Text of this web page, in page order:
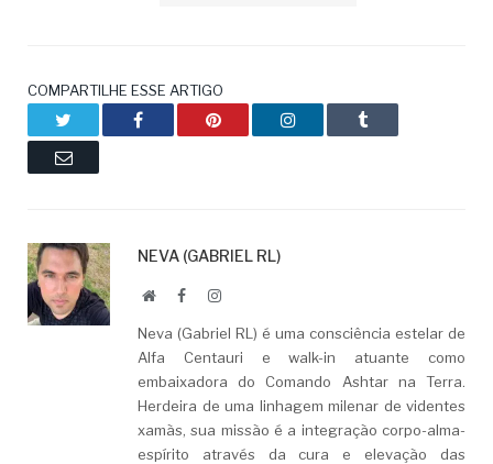
COMPARTILHE ESSE ARTIGO
Facebook Pinterest LinkedIn Tumblr
Email
NEVA (GABRIEL RL)
WebsiteFacebookLinkedIn
Neva (Gabriel RL) é uma consciência estelar de
Alfa Centauri e walk-in atuante como
embaixadora do Comando Ashtar na Terra.
Herdeira de uma linhagem milenar de videntes
xamãs, sua missão é a integração corpo-alma-
espírito através da cura e elevação das